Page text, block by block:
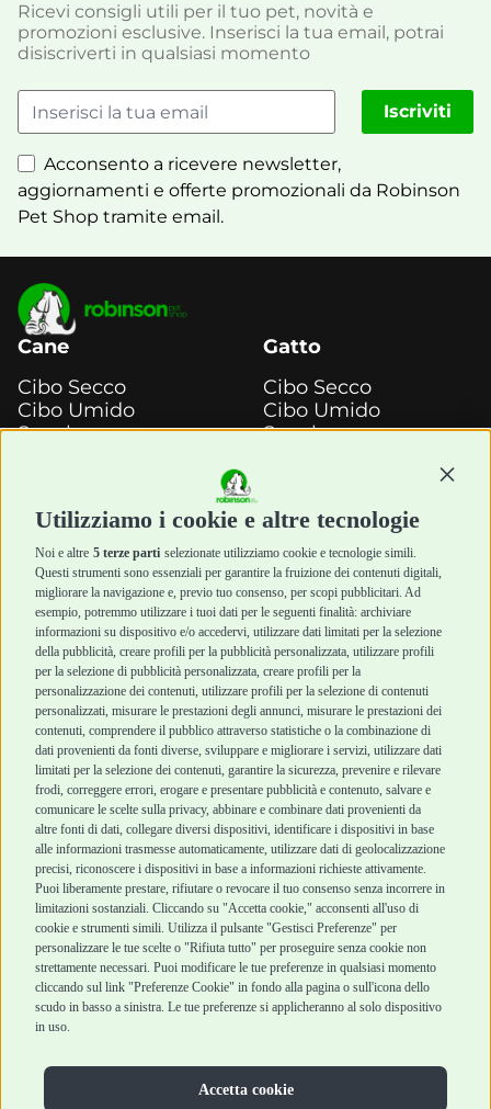
Utilizziamo i cookie e altre tecnologie
Noi e altre 5 terze parti selezionate utilizziamo cookie e tecnologie simili.
Questi strumenti sono essenziali per garantire la fruizione dei contenuti digitali,
migliorare la navigazione e, previo tuo consenso, per scopi pubblicitari. Ad
esempio, potremmo utilizzare i tuoi dati per le seguenti finalità: archiviare
informazioni su dispositivo e/o accedervi, utilizzare dati limitati per la selezione
della pubblicità, creare profili per la pubblicità personalizzata, utilizzare profili
per la selezione di pubblicità personalizzata, creare profili per la
personalizzazione dei contenuti, utilizzare profili per la selezione di contenuti
personalizzati, misurare le prestazioni degli annunci, misurare le prestazioni dei
contenuti, comprendere il pubblico attraverso statistiche o la combinazione di
dati provenienti da fonti diverse, sviluppare e migliorare i servizi, utilizzare dati
limitati per la selezione dei contenuti, garantire la sicurezza, prevenire e rilevare
frodi, correggere errori, erogare e presentare pubblicità e contenuto, salvare e
comunicare le scelte sulla privacy, abbinare e combinare dati provenienti da
altre fonti di dati, collegare diversi dispositivi, identificare i dispositivi in base
alle informazioni trasmesse automaticamente, utilizzare dati di geolocalizzazione
precisi, riconoscere i dispositivi in base a informazioni richieste attivamente.
Puoi liberamente prestare, rifiutare o revocare il tuo consenso senza incorrere in
limitazioni sostanziali. Cliccando su "Accetta cookie," acconsenti all'uso di
cookie e strumenti simili. Utilizza il pulsante "Gestisci Preferenze" per
personalizzare le tue scelte o "Rifiuta tutto" per proseguire senza cookie non
strettamente necessari. Puoi modificare le tue preferenze in qualsiasi momento
cliccando sul link "Preferenze Cookie" in fondo alla pagina o sull'icona dello
scudo in basso a sinistra. Le tue preferenze si applicheranno al solo dispositivo
in uso.
Accetta cookie
Ricevi consigli utili per il tuo pet, novità e
promozioni esclusive. Inserisci la tua email, potrai
disiscriverti in qualsiasi momento
Acconsento a ricevere newsletter,
aggiornamenti e offerte promozionali da Robinson
Pet Shop tramite email.
Iscriviti
Cane
Cibo Secco
Cibo Umido
Snack e
Igiene e Pulizia
Accessori
Cani Mini
Top Quality
Gatto
Cibo Secco
Cibo Umido
Snack e
Igiene e Pulizia
Accessori
Top Quality
Robinson Pet Shop
Chi siamo
Punti vendita
Marchi
Blog
Assistenza Robinson
Pet Shop
Offerte
Promozioni
Recensioni Feedaty
Acquisti sicuri
Termini e condizioni
di vendita
Cashback
Metodi di
pagamento
Recesso e Reso
Spedizioni
Robinson Pet Shop S.r.l.
Via V. Giovanni Schiaparelli, 21 – 47122 Forlì (FC)
P.iva 04095130409 | REA: FO 329541
info@robinsonpetshop.it | Tel. 0543 096850
Copyright © 2025 Robinsonpetshop.it s.r.l. – Tutti i diritti
Privacy Policy|Cookie Policy